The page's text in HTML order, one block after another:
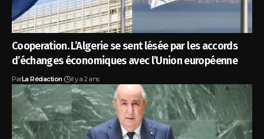
Cooperation. L’Algerie se sent lésée par les accords
d’échanges économiques avec l’Union européenne
ParLa Rédaction il y a 2 ans